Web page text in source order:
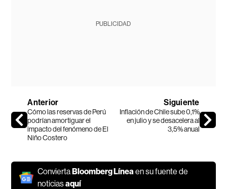
PUBLICIDAD
Anterior
Cómo las reservas de Perú
podrían amortiguar el
impacto del fenómeno de El
Niño Costero
Siguiente
Inflación de Chile sube 0,1%
en julio y se desacelera al
3,5% anual
ConviertaBloomberg Línea en su fuente de
noticiasaquí